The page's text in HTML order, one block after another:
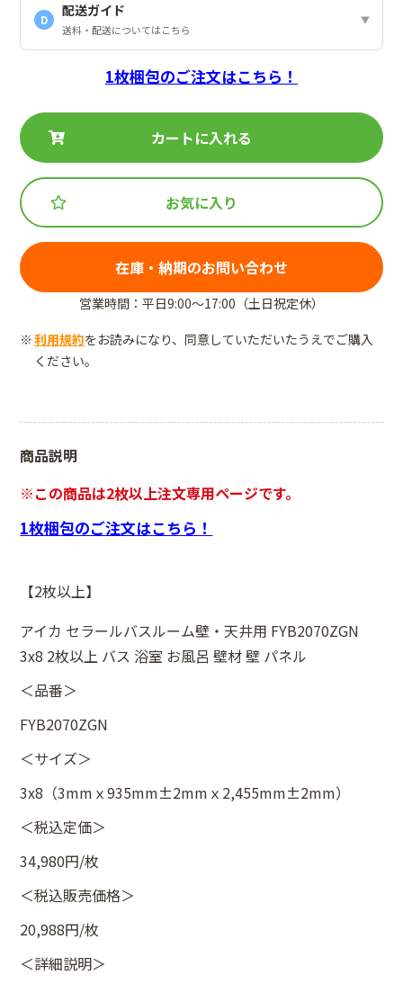
D
配送ガイド
送料・配送についてはこちら
1枚梱包のご注文はこちら！
カートに入れる
お気に入り
在庫・納期のお問い合わせ
営業時間：平日9:00～17:00（土日祝定休）
利用規約をお読みになり、同意していただいたうえでご購入
ください。
商品説明
※この商品は2枚以上注文専用ページです。
1枚梱包のご注文はこちら！
【2枚以上】
アイカ セラールバスルーム壁・天井用 FYB2070ZGN
3x8 2枚以上 バス 浴室 お風呂 壁材 壁 パネル
＜品番＞
FYB2070ZGN
＜サイズ＞
3x8（3mmｘ935mm±2mmｘ2,455mm±2mm）
＜税込定価＞
34,980円/枚
＜税込販売価格＞
20,988円/枚
＜詳細説明＞